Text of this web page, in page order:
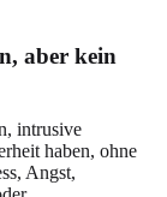
aber kein
intrusive
haben, ohne
Angst,